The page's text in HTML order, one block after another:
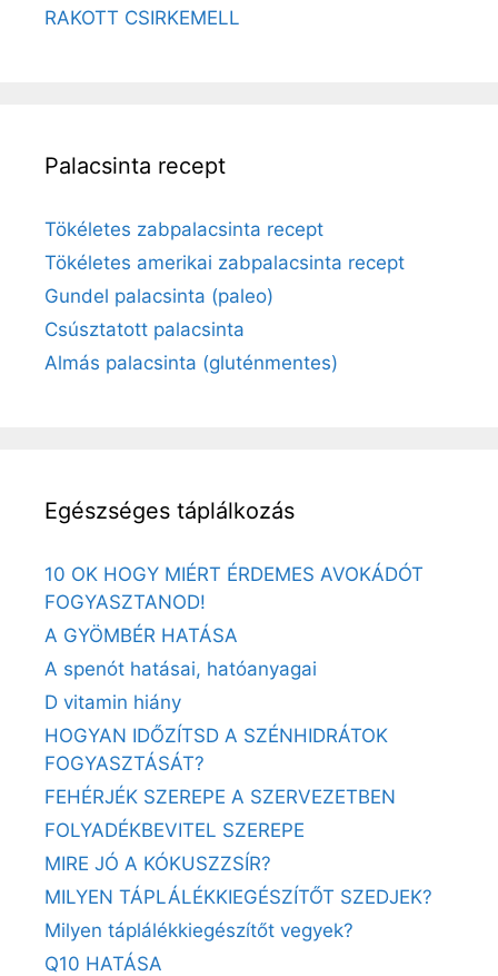
RAKOTT CSIRKEMELL
Palacsinta recept
Tökéletes zabpalacsinta recept
Tökéletes amerikai zabpalacsinta recept
Gundel palacsinta (paleo)
Csúsztatott palacsinta
Almás palacsinta (gluténmentes)
Egészséges táplálkozás
10 OK HOGY MIÉRT ÉRDEMES AVOKÁDÓT
FOGYASZTANOD!
A GYÖMBÉR HATÁSA
A spenót hatásai, hatóanyagai
D vitamin hiány
HOGYAN IDŐZÍTSD A SZÉNHIDRÁTOK
FOGYASZTÁSÁT?
FEHÉRJÉK SZEREPE A SZERVEZETBEN
FOLYADÉKBEVITEL SZEREPE
MIRE JÓ A KÓKUSZZSÍR?
MILYEN TÁPLÁLÉKKIEGÉSZÍTŐT SZEDJEK?
Milyen táplálékkiegészítőt vegyek?
Q10 HATÁSA